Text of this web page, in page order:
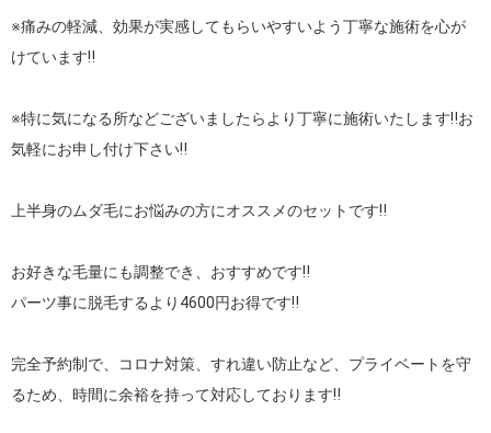
※痛みの軽減、効果が実感してもらいやすいよう丁寧な施術を心が
けています‼︎
※特に気になる所などございましたらより丁寧に施術いたします‼︎お
気軽にお申し付け下さい‼︎
上半身のムダ毛にお悩みの方にオススメのセットです‼︎
お好きな毛量にも調整でき、おすすめです‼︎
パーツ事に脱毛するより4600円お得です‼︎
完全予約制で、コロナ対策、すれ違い防止など、プライベートを守
るため、時間に余裕を持って対応しております‼